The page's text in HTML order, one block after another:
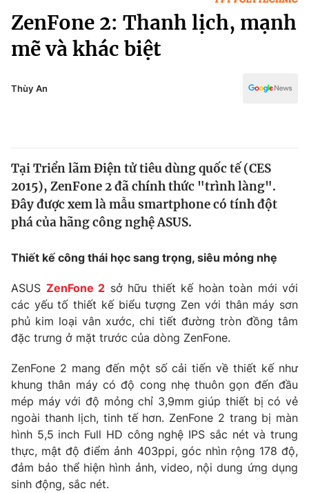
Chính trị
Thế giới
Tin tức
Kinh tế
Tài chính
Thị trường
Góc doanh nghiệp
Dữ liệu và đời sống
Truyền hình
Phim VTV
Hậu trường
Nhân vật
Khán giả
Giải sao mai
Điện ảnh
Âm nhạc
Sao
Đời sống
Du lịch
Làm đẹp
Chất lượng cuộc sống
Giáo dục
Tuyển sinh
Học trực tuyến
Công nghệ
Thể thao
Truyền hình
Văn hóa - Giải trí
Đời sống
ZenFone 2: Thanh lịch, mạnh
mẽ và khác biệt
Thùy An
Tại Triển lãm Điện tử tiêu dùng quốc tế (CES
2015), ZenFone 2 đã chính thức "trình làng".
Đây được xem là mẫu smartphone có tính đột
phá của hãng công nghệ ASUS.
Thiết kế công thái học sang trọng, siêu mỏng nhẹ
ASUS ZenFone 2 sở hữu thiết kế hoàn toàn mới với
các yếu tố thiết kế biểu tượng Zen với thân máy sơn
phủ kim loại vân xước, chi tiết đường tròn đồng tâm
đặc trưng ở mặt trước của dòng ZenFone.
ZenFone 2 mang đến một số cải tiến về thiết kế như
khung thân máy có độ cong nhẹ thuôn gọn đến đầu
mép máy với độ mỏng chỉ 3,9mm giúp thiết bị có vẻ
ngoài thanh lịch, tinh tế hơn. ZenFone 2 trang bị màn
hình 5,5 inch Full HD công nghệ IPS sắc nét và trung
thực, mật độ điểm ảnh 403ppi, góc nhìn rộng 178 độ,
đảm bảo thể hiện hình ảnh, video, nội dung ứng dụng
sinh động, sắc nét.